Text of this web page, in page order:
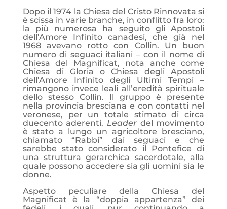
Dopo il 1974 la Chiesa del Cristo Rinnovata si
è scissa in varie branche, in conflitto fra loro:
la più numerosa ha seguito gli Apostoli
dell’Amore Infinito canadesi, che già nel
1968 avevano rotto con Collin. Un buon
numero di seguaci italiani – con il nome di
Chiesa del Magnificat, nota anche come
Chiesa di Gloria o Chiesa degli Apostoli
dell’Amore Infinito degli Ultimi Tempi –
rimangono invece leali all’eredità spirituale
dello stesso Collin. Il gruppo è presente
nella provincia bresciana e con contatti nel
veronese, per un totale stimato di circa
duecento aderenti. Leader del movimento
è stato a lungo un agricoltore bresciano,
chiamato “Rabbi” dai seguaci e che
sarebbe stato considerato il Pontefice di
una struttura gerarchica sacerdotale, alla
quale possono accedere sia gli uomini sia le
donne.
Aspetto peculiare della Chiesa del
Magnificat è la “doppia appartenza” dei